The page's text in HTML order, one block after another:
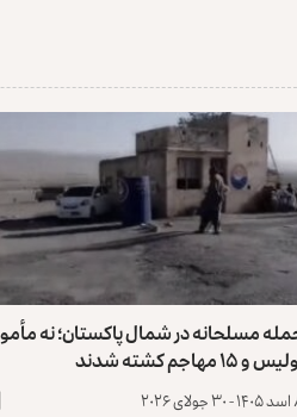
مسلحانه در شمال پاکستان؛ نه
و ۱۵ مهاجم کشته شدند
۲۰۲۶